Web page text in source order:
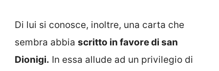
Di lui si conosce, inoltre, una carta che
sembra abbia scritto in favore di san
Dionigi. In essa allude ad un privilegio di